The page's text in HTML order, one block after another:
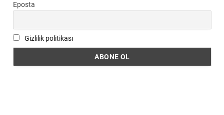
Eposta
Gizlilik politikası